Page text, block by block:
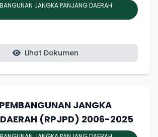
JANGKA PANJANG DAERAH
Lihat Dokumen
JANGKA
(RPJPD) 2006-2025